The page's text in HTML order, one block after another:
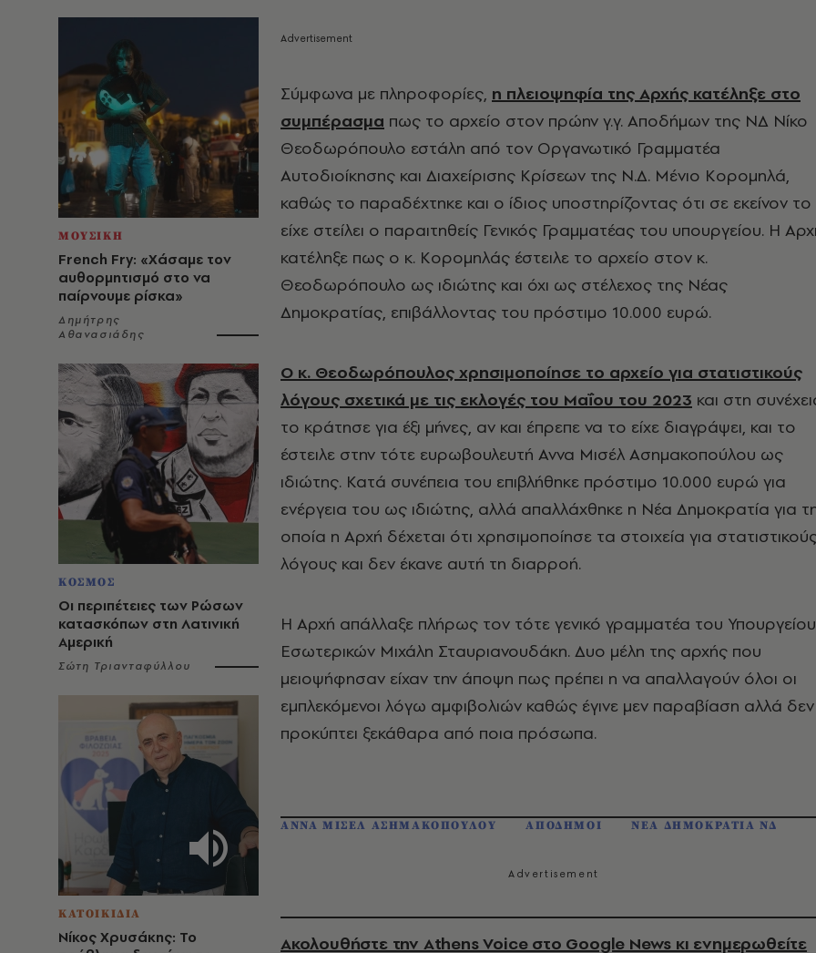
ΜΟΥΣΙΚΗ
French Fry: «Χάσαμε τον
αυθορμητισμό στο να
παίρνουμε ρίσκα»
Δημήτρης
Αθανασιάδης
ΚΟΣΜΟΣ
Οι περιπέτειες των Ρώσων
κατασκόπων στη Λατινική
Αμερική
Σώτη Τριανταφύλλου
ΚΑΤΟΙΚΙΔΙΑ
Νίκος Χρυσάκης: Το
Σύμφωνα με πληροφορίες, η πλειοψηφία της Αρχής κατέληξε στο
συμπέρασμα πως το αρχείο στον πρώην γ.γ. Αποδήμων της ΝΔ Νίκο
Θεοδωρόπουλο εστάλη από τον Οργανωτικό Γραμματέα
Αυτοδιοίκησης και Διαχείρισης Κρίσεων της Ν.Δ. Μένιο Κορομηλά,
καθώς το παραδέχτηκε και ο ίδιος υποστηρίζοντας ότι σε εκείνον το
είχε στείλει ο παραιτηθείς Γενικός Γραμματέας του υπουργείου. Η
κατέληξε πως ο κ. Κορομηλάς έστειλε το αρχείο στον κ.
Θεοδωρόπουλο ως ιδιώτης και όχι ως στέλεχος της Νέας
Δημοκρατίας, επιβάλλοντας του πρόστιμο 10.000 ευρώ.
Ο κ. Θεοδωρόπουλος χρησιμοποίησε το αρχείο για στατιστικούς
λόγους σχετικά με τις εκλογές του Μαΐου του 2023 και στη
το κράτησε για έξι μήνες, αν και έπρεπε να το είχε διαγράψει, και το
έστειλε στην τότε ευρωβουλευτή Αννα Μισέλ Ασημακοπούλου ως
ιδιώτης. Κατά συνέπεια του επιβλήθηκε πρόστιμο 10.000 ευρώ για
ενέργεια του ως ιδιώτης, αλλά απαλλάχθηκε η Νέα Δημοκρατία για
οποία η Αρχή δέχεται ότι χρησιμοποίησε τα στοιχεία για
λόγους και δεν έκανε αυτή τη διαρροή.
Η Αρχή απάλλαξε πλήρως τον τότε γενικό γραμματέα του Υπουργείου
Εσωτερικών Μιχάλη Σταυριανουδάκη. Δυο μέλη της αρχής που
μειοψήφησαν είχαν την άποψη πως πρέπει η να απαλλαγούν όλοι οι
εμπλεκόμενοι λόγω αμφιβολιών καθώς έγινε μεν παραβίαση αλλά δεν
προκύπτει ξεκάθαρα από ποια πρόσωπα.
ΑΝΝΑ ΜΙΣΕΛ ΑΣΗΜΑΚΟΠΟΥΛΟΥ ΑΠΟΔΗΜΟΙ ΝΕΑ ΔΗΜΟΚΡΑΤΙΑ ΝΔ
Ακολουθήστε την Athens Voice στο Google News κι ενημερωθείτε